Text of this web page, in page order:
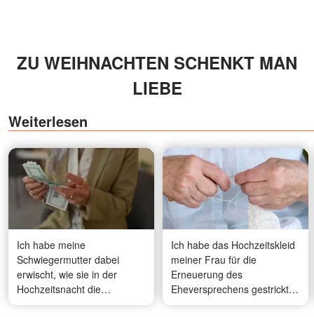
ZU WEIHNACHTEN SCHENKT MAN
LIEBE
Weiterlesen
Ich habe meine
Schwiegermutter dabei
erwischt, wie sie in der
Hochzeitsnacht die
Umschläge mit unserem
Ich habe das Hochzeitskleid
meiner Frau für die
Erneuerung des
Eheversprechens gestrickt -
als die Gäste beim Empfang